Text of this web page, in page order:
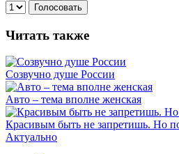
Голосовать
Читать также
Созвучно душе России
Авто – тема вполне женская
Красивым быть не запретишь. Но
Актуально